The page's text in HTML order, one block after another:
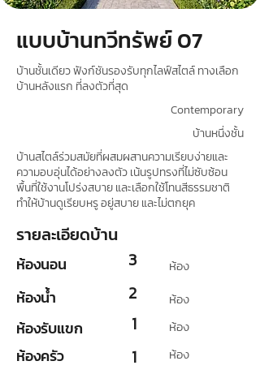
แบบบ้านทวีทรัพย์ 07
บ้านชั้นเดียว ฟังก์ชันรองรับทุกไลฟ์สไตล์ ทางเลือก
บ้านหลังแรก ที่ลงตัวที่สุด
Contemporary
บ้านหนึ่งชั้น
บ้านสไตล์ร่วมสมัยที่ผสมผสานความเรียบง่ายและ
ความอบอุ่นได้อย่างลงตัว เน้นรูปทรงที่ไม่ซับซ้อน
พื้นที่ใช้งานโปร่งสบาย และเลือกใช้โทนสีธรรมชาติ
ทำให้บ้านดูเรียบหรู อยู่สบาย และไม่ตกยุค
รายละเอียดบ้าน
ห้องนอน 3 ห้อง
ห้องน้ำ
ห้องรับแขก
2
1
ห้อง
ห้อง
ห้องครัว
1
ห้อง